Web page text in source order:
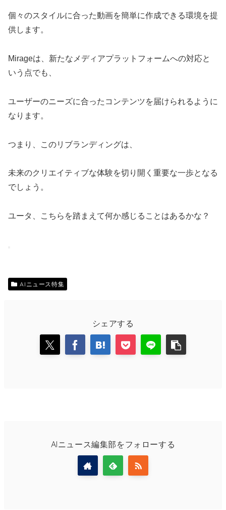
個々のスタイルに合った動画を簡単に作成できる環境を提
供します。
Mirageは、新たなメディアプラットフォームへの対応と
いう点でも、
ユーザーのニーズに合ったコンテンツを届けられるように
なります。
つまり、このリブランディングは、
未来のクリエイティブな体験を切り開く重要な一歩となる
でしょう。
ユータ、こちらを踏まえて何か感じることはあるかな？
AIニュース特集
シェアする
AIニュース編集部をフォローする